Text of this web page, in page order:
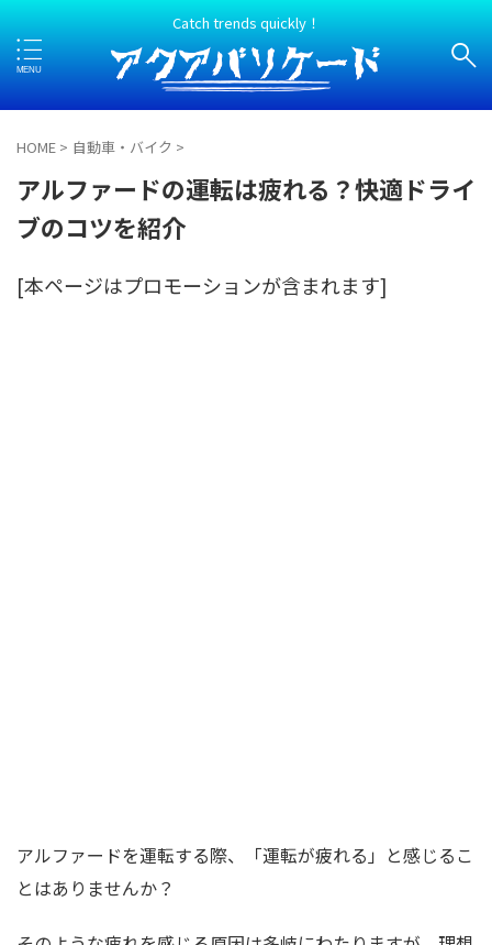
Catch trends quickly！
HOME > 自動車・バイク >
アルファードの運転は疲れる？快適ドライ
ブのコツを紹介
[本ページはプロモーションが含まれます]
アルファードを運転する際、「運転が疲れる」と感じるこ
とはありませんか？